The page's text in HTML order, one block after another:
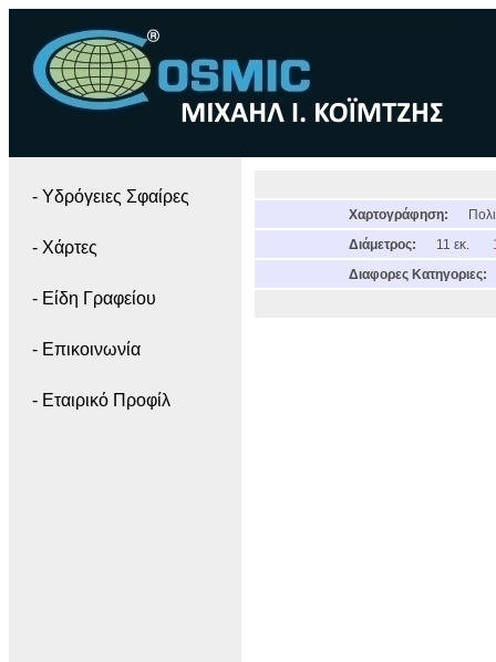
- Yδρόγειες Σφαίρες
- Χάρτες
- Είδη Γραφείου
- Επικοινωνία
- Εταιρικό Προφίλ
Χαρτογράφηση:
Διάμετρος:
11 εκ.
Διαφορες Κατηγοριες: